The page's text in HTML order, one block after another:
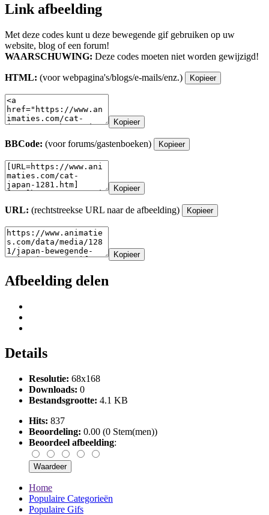
Link afbeelding
Met deze codes kunt u deze bewegende gif gebruiken op uw
website, blog of een forum!
WAARSCHUWING: Deze codes moeten niet worden gewijzigd!
HTML: (voor webpagina's/blogs/e-mails/enz.) Kopieer
Kopieer
BBCode: (voor forums/gastenboeken) Kopieer
Kopieer
URL: (rechtstreekse URL naar de afbeelding) Kopieer
Kopieer
Afbeelding delen
Details
Resolutie: 68x168
Downloads: 0
Bestandsgrootte: 4.1 KB
Hits: 837
Beoordeling: 0.00 (0 Stem(men))
Beoordeel afbeelding:
Home
Populaire Categorieën
Populaire Gifs